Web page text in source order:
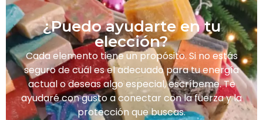
¿Puedo ayudarte en tu
elección?
Cada elemento tiene un propósito. Si no estás
seguro de cuál es el adecuado para tu energía
actual o deseas algo especial, escríbeme. Te
ayudaré con gusto a conectar con la fuerza y la
protección que buscas.